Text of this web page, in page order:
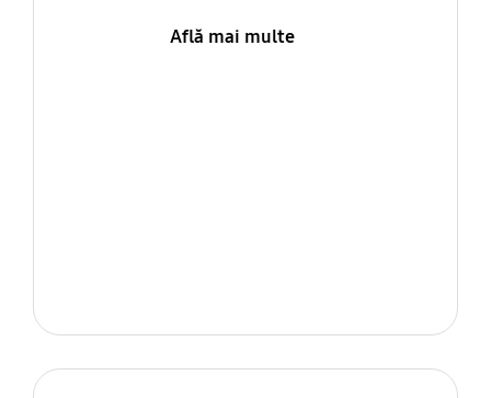
Află mai multe